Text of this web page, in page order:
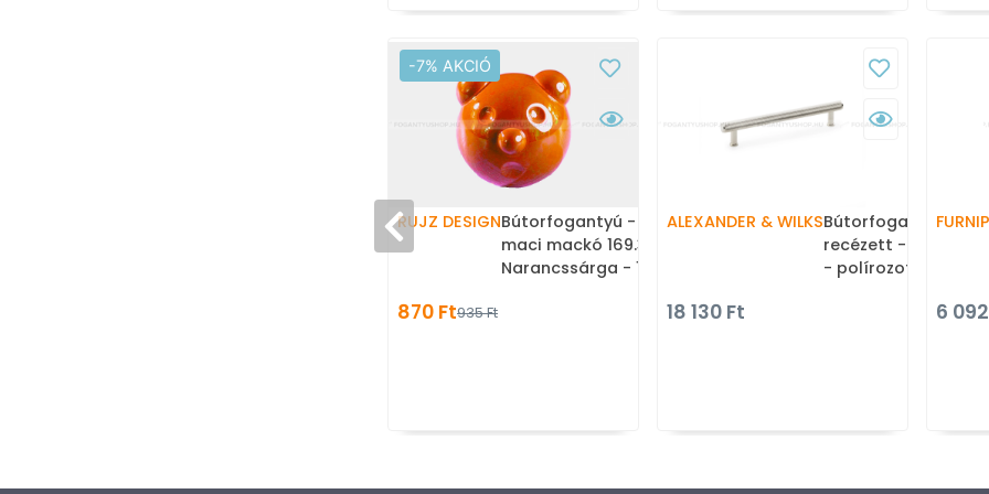
-7% AKCIÓ
RUJZ DESIGNBútorfogantyú - Gyerek
maci mackó 169.30
Narancssárga - 1 furatos -
870 Ft935 Ft
ALEXANDER & WILKSBútorfogantyú -
recézett - furattáv
- polírozott nikkel -
bútorfogantyúk
18 130 Ft 6